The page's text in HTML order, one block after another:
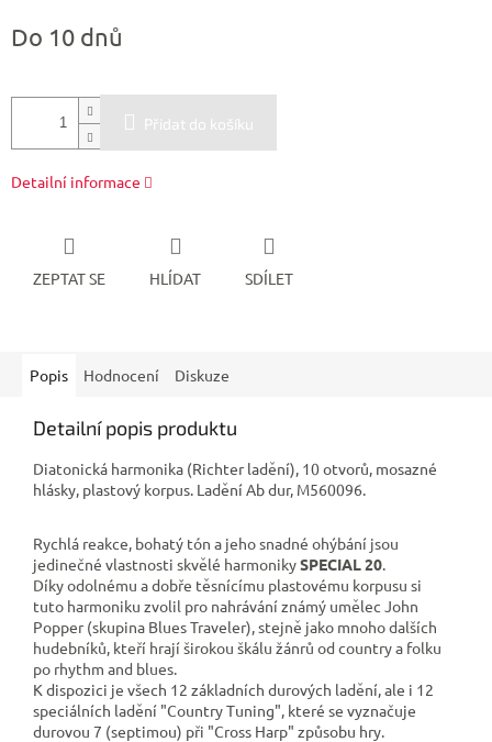
cena:
Do 10 dnů
Přidat do košíku
Detailní informace
ZEPTAT SE HLÍDAT SDÍLET
Popis Hodnocení Diskuze
Detailní popis produktu
Diatonická harmonika (Richter ladění), 10 otvorů, mosazné
hlásky, plastový korpus. Ladění Ab dur, M560096.
Rychlá reakce, bohatý tón a jehosnadné ohýbání jsou
jedinečné vlastnosti skvělé harmonikySPECIAL 20.
Díkyodolnému a dobře těsnícímu plastovému korpusu si
tuto harmoniku zvolil pro nahrávání známý umělec John
Popper (skupina BluesTraveler), stejně jako mnoho dalších
hudebníků, kteří hrají širokou škálu žánrů od country a folku
po rhythm and blues.
K dispozici je všech 12 základních durových ladění, ale i 12
speciálních ladění "Country Tuning", které se vyznačuje
durovou 7 (septimou) při "Cross Harp" způsobu hry.